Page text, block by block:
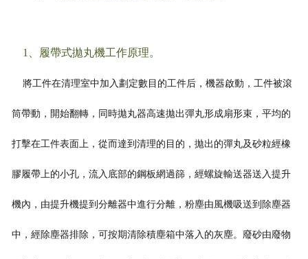
1、履帶式拋丸機工作原理。
將工件在清理室中加入劃定數目的工件后，機器啟動，工件被滾
筒帶動，開始翻轉，同時拋丸器高速拋出彈丸形成扇形束，平均的
打擊在工件表面上，從而達到清理的目的，拋出的彈丸及砂粒經橡
膠履帶上的小孔，流入 底部的鋼板網過篩，經螺旋輸送器送入提升
機內，由提升機提到分離器中進行分離，粉塵由風機吸送到除塵器
中，經除塵器排除，可按期清除積塵箱中落入的灰塵。廢砂由廢物